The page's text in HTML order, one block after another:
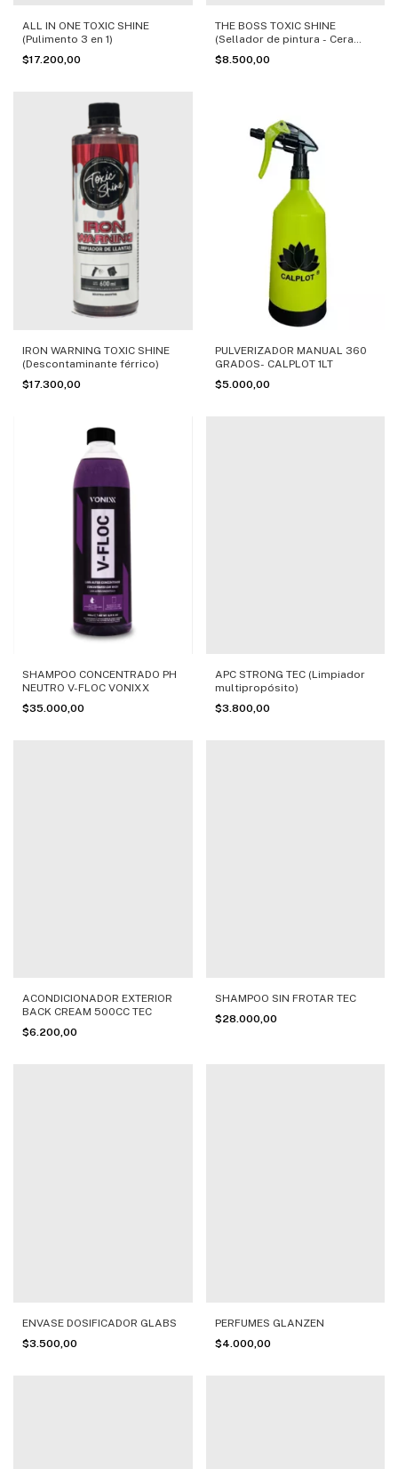
ALL IN ONE TOXIC SHINE
(Pulimento 3 en 1)
$17.200,00
THE BOSS TOXIC SHINE
(Sellador de pintura - Cera
Líquida)
$8.500,00
IRON WARNING TOXIC SHINE
(Descontaminante férrico)
$17.300,00
PULVERIZADOR MANUAL 360
GRADOS- CALPLOT 1LT
$5.000,00
SHAMPOO CONCENTRADO PH
NEUTRO V-FLOC VONIXX
$35.000,00
APC STRONG TEC (Limpiador
multipropósito)
$3.800,00
ACONDICIONADOR EXTERIOR
BACK CREAM 500CC TEC
$6.200,00
SHAMPOO SIN FROTAR TEC
$28.000,00
ENVASE DOSIFICADOR GLABS
$3.500,00
PERFUMES GLANZEN
$4.000,00